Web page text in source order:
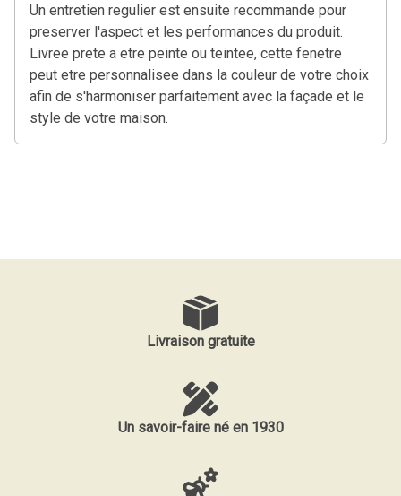
Un entretien regulier est ensuite recommande pour
preserver l'aspect et les performances du produit.
Livree prete a etre peinte ou teintee, cette fenetre
peut etre personnalisee dans la couleur de votre choix
afin de s'harmoniser parfaitement avec la façade et le
style de votre maison.
Livraison gratuite
Un savoir-faire né en 1930